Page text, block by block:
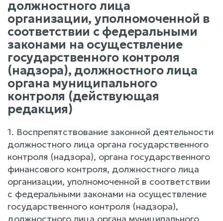
должностного лица
организации, уполномоченной в
соответствии с федеральными
законами на осуществление
государственного контроля
(надзора), должностного лица
органа муниципального
контроля (действующая
редакция)
1. Воспрепятствование законной деятельности
должностного лица органа государственного
контроля (надзора), органа государственного
финансового контроля, должностного лица
организации, уполномоченной в соответствии
с федеральными законами на осуществление
государственного контроля (надзора),